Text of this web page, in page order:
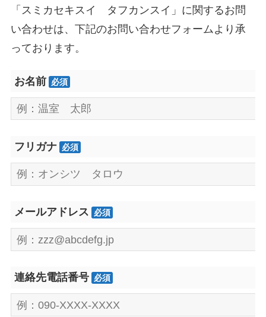
「スミカセキスイ タフカンスイ」に関するお問
い合わせは、下記のお問い合わせフォームより承
っております。
お名前 必須
フリガナ 必須
メールアドレス 必須
連絡先電話番号 必須